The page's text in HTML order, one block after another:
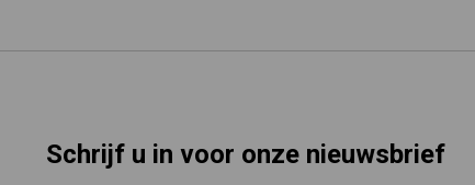
Schrijf u in voor onze nieuwsbrief